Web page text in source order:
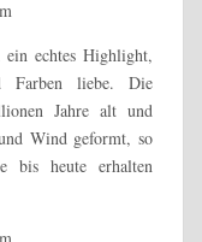
echtes Highlight,
liebe. Die
Jahre alt und
Wind geformt, so
bis heute erhalten